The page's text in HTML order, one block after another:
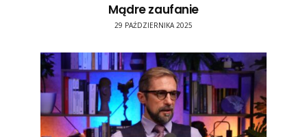
Mądre zaufanie
29 PAŹDZIERNIKA 2025